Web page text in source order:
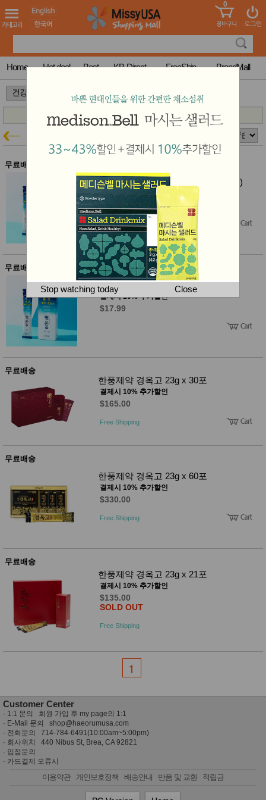
도 어린이
청소년
컬러링
북
한국학
습지
미국학
고
국 송
꽃배송
건 홍삼전
건강보
조제품
기능성
건강식
Diet/여
성용품
뷰 스킨케
헤어케
어/염색
바디케
어/향수
남성화
장품
미용제
품
주방가
전
활가전
건강가
주
방
명품식
기브랜
보관용
기
조리용
품
주방소
식
품
즉석가
공식품
쌀/잡곡/
양념/소
스/가루
건조식
품
농산품
아 매트
조형물
DIY
유아 이
유식
아기띠/
외출용
품
MissyShop
Login
0
Home Hot deal Best KB-Direct FreeShip BrandMall
Stop watching today Close
무료배송
한풍제약 평온액 5박스 (20ml x 30포)
결제시 10% 추가할인
$75.00
Free Shipping
무료배송
한풍제약 평온액 1박스 (20ml x 6포)
결제시 10% 추가할인
$17.99
무료배송
한풍제약 경옥고 23g x 30포
결제시 10% 추가할인
$165.00
Free Shipping
무료배송
한풍제약 경옥고 23g x 60포
결제시 10% 추가할인
$330.00
Free Shipping
무료배송
한풍제약 경옥고 23g x 21포
결제시 10% 추가할인
$135.00
SOLD OUT
Free Shipping
1
Customer Center
· 1:1 문의 회원 가입 후 my page의 1:1
· E-Mail 문의 shop@haeorumusa.com
· 전화문의 714-784-6491(10:00am~5:00pm)
· 회사위치 440 Nibus St, Brea, CA 92821
· 입점문의
· 카드결제 오류시
이용약관 개인보호정책 배송안내 반품 및 교환 적립금